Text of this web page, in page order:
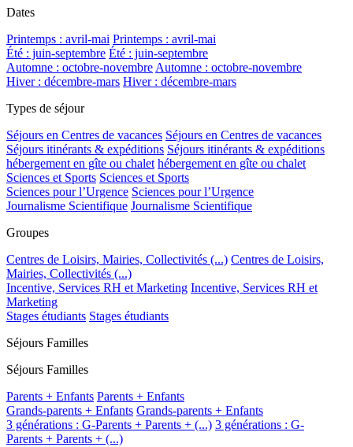
Dates
Printemps : avril-mai Printemps : avril-mai
Été : juin-septembre Été : juin-septembre
Automne : octobre-novembreAutomne : octobre-novembre
Hiver : décembre-mars Hiver : décembre-mars
Types de séjour
Séjours en Centres de vacances Séjours en Centres de vacances
Séjours itinérants & expéditions Séjours itinérants & expéditions
hébergement en gîte ou chalet hébergement en gîte ou chalet
Sciences et Sports Sciences et Sports
Sciences pour l’Urgence Sciences pour l’Urgence
Journalisme Scientifique Journalisme Scientifique
Groupes
Centres de Loisirs, Mairies, Collectivités (...) Centres de Loisirs,
Mairies, Collectivités (...)
Incentive, Services RH et Marketing Incentive, Services RH et
Marketing
Stages étudiants Stages étudiants
Séjours Familles
Séjours Familles
Parents + Enfants Parents + Enfants
Grands-parents + Enfants Grands-parents + Enfants
3 générations : G-Parents + Parents + (...) 3 générations : G-
Parents + Parents + (...)